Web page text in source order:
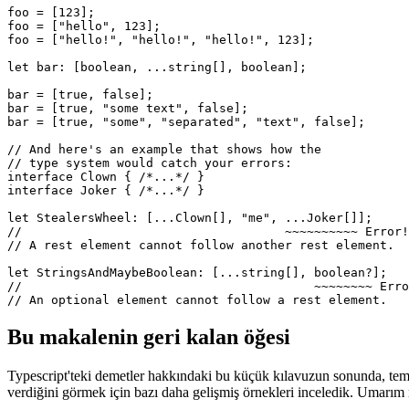
// links in the addendum.
let foo: [...string[], number];
foo = [123];
foo = ["hello", 123];
foo = ["hello!", "hello!", "hello!", 123];
let bar: [boolean, ...string[], boolean];
bar = [true, false];
bar = [true, "some text", false];
bar = [true, "some", "separated", "text", false];
// And here's an example that shows how the
// type system would catch your errors:
interface Clown { /*...*/ }
interface Joker { /*...*/ }
let StealersWheel: [...Clown[], "me", ...Joker[]];
//                                    ~~~~~~~~~~ Error!
// A rest element cannot follow another rest element.
let StringsAndMaybeBoolean: [...string[], boolean?];
Bu makalenin geri kalan öğesi